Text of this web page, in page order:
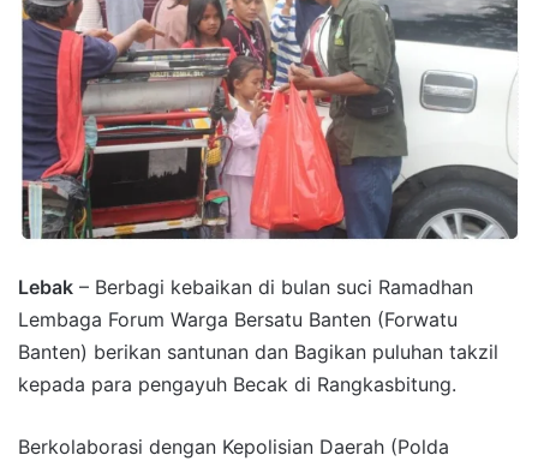
Lebak – Berbagi kebaikan di bulan suci Ramadhan
Lembaga Forum Warga Bersatu Banten (Forwatu
Banten) berikan santunan dan Bagikan puluhan takzil
kepada para pengayuh Becak di Rangkasbitung.
Berkolaborasi dengan Kepolisian Daerah (Polda